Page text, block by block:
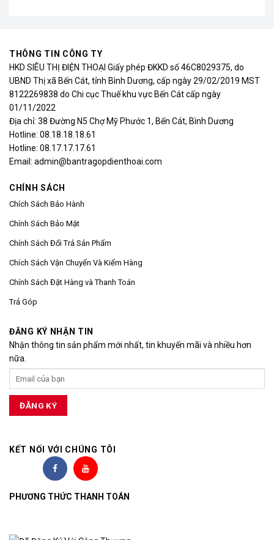
THÔNG TIN CÔNG TY
HKD SIÊU THỊ ĐIỆN THOẠI Giấy phép ĐKKD số 46C8029375, do
UBND Thị xã Bến Cát, tỉnh Bình Dương, cấp ngày 29/02/2019 MST
8122269838 do Chi cục Thuế khu vực Bến Cát cấp ngày
01/11/2022
Địa chỉ: 38 Đường N5 Chợ Mỹ Phước 1, Bến Cát, Bình Dương
Hotline: 08.18.18.18.61
Hotline: 08.17.17.17.61
Email: admin@bantragopdienthoai.com
CHÍNH SÁCH
Chích Sách Bảo Hành
Chính Sách Bảo Mật
Chính Sách Đổi Trả Sản Phẩm
Chích Sách Vận Chuyển Và Kiểm Hàng
Chính Sách Đặt Hàng và Thanh Toán
Trả Góp
ĐĂNG KÝ NHẬN TIN
Nhận thông tin sản phẩm mới nhất, tin khuyến mãi và nhiều hơn
nữa.
KẾT NỐI VỚI CHÚNG TÔI
PHƯƠNG THỨC THANH TOÁN